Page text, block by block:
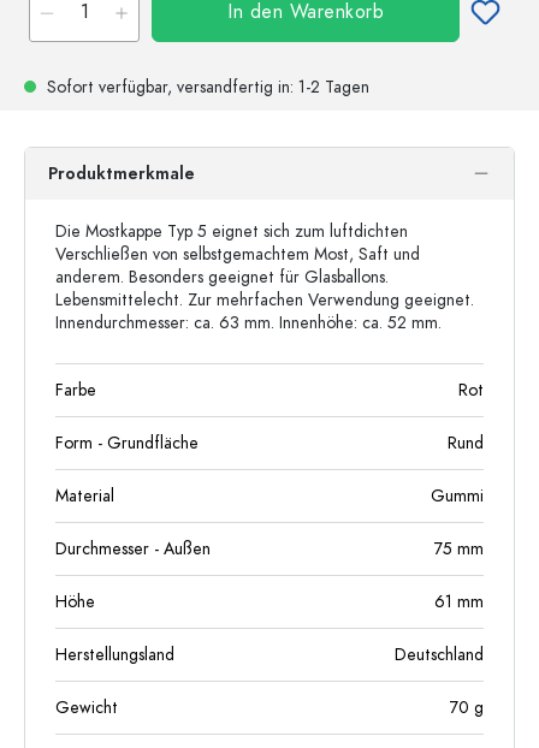
In den Warenkorb
Sofort verfügbar, versandfertig in: 1-2 Tagen
Produktmerkmale
Die Mostkappe Typ 5 eignet sich zum luftdichten
Verschließen von selbstgemachtem Most, Saft und
anderem. Besonders geeignet für Glasballons.
Lebensmittelecht. Zur mehrfachen Verwendung geeignet.
Innendurchmesser: ca. 63 mm. Innenhöhe: ca. 52 mm.
Farbe Rot
Form - Grundfläche Rund
Material Gummi
Durchmesser - Außen 75 mm
Höhe 61 mm
Herstellungsland Deutschland
Gewicht 70 g